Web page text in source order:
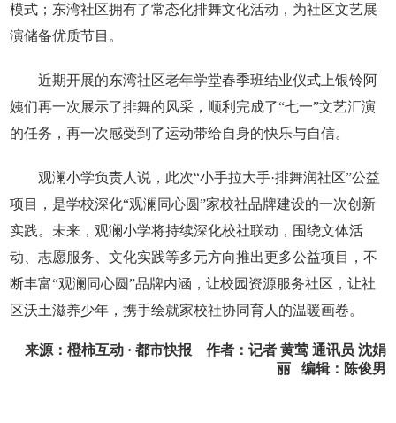
模式；东湾社区拥有了常态化排舞文化活动，为社区文艺展
演储备优质节目。
近期开展的东湾社区老年学堂春季班结业仪式上银铃阿
姨们再一次展示了排舞的风采，顺利完成了“七一”文艺汇演
的任务，再一次感受到了运动带给自身的快乐与自信。
观澜小学负责人说，此次“小手拉大手·排舞润社区”公益
项目，是学校深化“观澜同心圆”家校社品牌建设的一次创新
实践。未来，观澜小学将持续深化校社联动，围绕文体活
动、志愿服务、文化实践等多元方向推出更多公益项目，不
断丰富“观澜同心圆”品牌内涵，让校园资源服务社区，让社
区沃土滋养少年，携手绘就家校社协同育人的温暖画卷。
来源：橙柿互动 · 都市快报 作者：记者 黄莺 通讯员 沈娟
丽 编辑：陈俊男